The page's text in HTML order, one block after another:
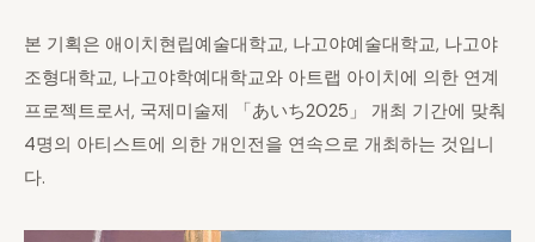
본 기획은 애이치현립예술대학교, 나고야예술대학교, 나고야
조형대학교, 나고야학예대학교와 아트랩 아이치에 의한 연계
프로젝트로서, 국제미술제 「あいち2025」 개최 기간에 맞춰
4명의 아티스트에 의한 개인전을 연속으로 개최하는 것입니
다.